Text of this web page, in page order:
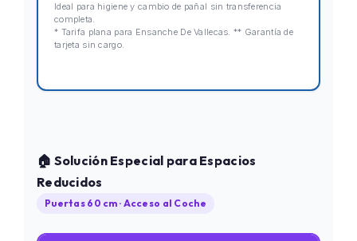
Ideal para higiene y cambio de pañal sin transferencia
completa.
* Tarifa plana para Ensanche De Vallecas. ** Garantía de
tarjeta sin cargo.
🏠 Solución Especial para Espacios
Reducidos
Puertas 60 cm · Acceso al Coche